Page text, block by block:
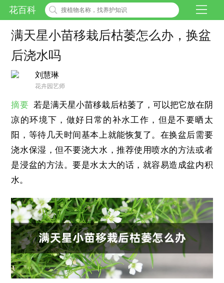
花百科
满天星小苗移栽后枯萎怎么办，换盆
后浇水吗
刘慧琳
花卉园艺师
摘要 若是满天星小苗移栽后枯萎了，可以把它放在阴
凉的环境下，做好日常的补水工作，但是不要晒太
阳，等待几天时间基本上就能恢复了。在换盆后需要
浇水保湿，但不要浇大水，推荐使用喷水的方法或者
是浸盆的方法。要是水太大的话，就容易造成盆内积
水。